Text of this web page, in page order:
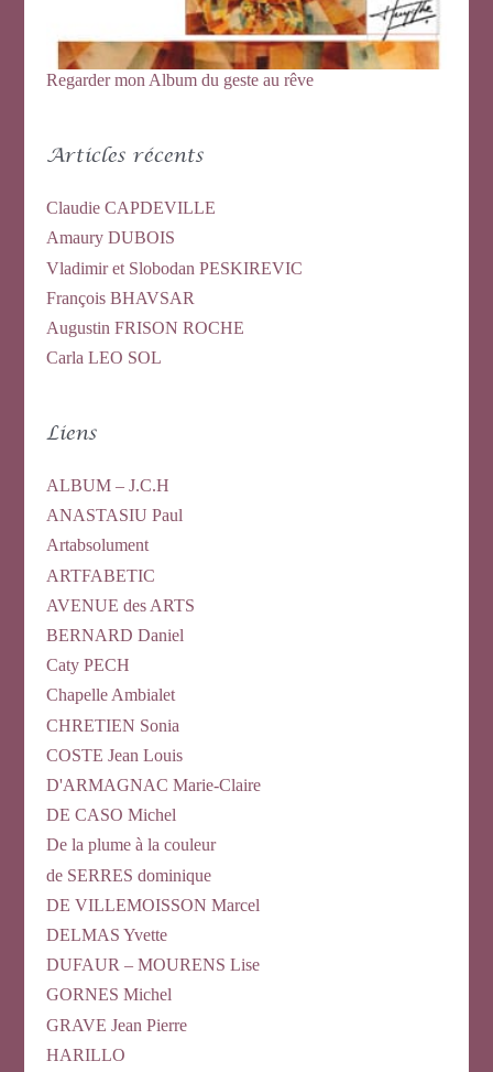
Regarder mon Album du geste au rêve
Articles récents
Claudie CAPDEVILLE
Amaury DUBOIS
Vladimir et Slobodan PESKIREVIC
François BHAVSAR
Augustin FRISON ROCHE
Carla LEO SOL
Liens
ALBUM – J.C.H
ANASTASIU Paul
Artabsolument
ARTFABETIC
AVENUE des ARTS
BERNARD Daniel
Caty PECH
Chapelle Ambialet
CHRETIEN Sonia
COSTE Jean Louis
D'ARMAGNAC Marie-Claire
DE CASO Michel
De la plume à la couleur
de SERRES dominique
DE VILLEMOISSON Marcel
DELMAS Yvette
DUFAUR – MOURENS Lise
GORNES Michel
GRAVE Jean Pierre
HARILLO